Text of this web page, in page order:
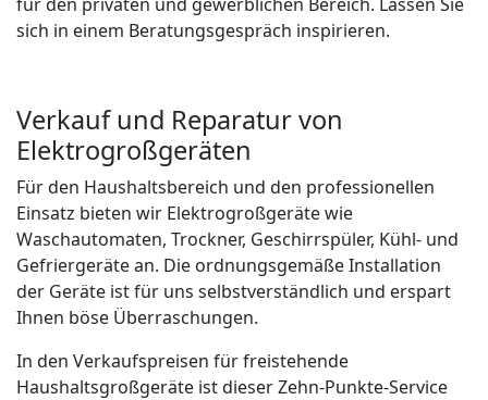
sich in einem Beratungsgespräch inspirieren.
Verkauf und Reparatur von
Elektrogroßgeräten
Für den Haushaltsbereich und den professionellen
Einsatz bieten wir Elektrogroßgeräte wie
Waschautomaten, Trockner, Geschirrspüler, Kühl- und
Gefriergeräte an. Die ordnungsgemäße Installation
der Geräte ist für uns selbstverständlich und erspart
Ihnen böse Überraschungen.
In den Verkaufspreisen für freistehende
Haushaltsgroßgeräte ist dieser Zehn-Punkte-Service